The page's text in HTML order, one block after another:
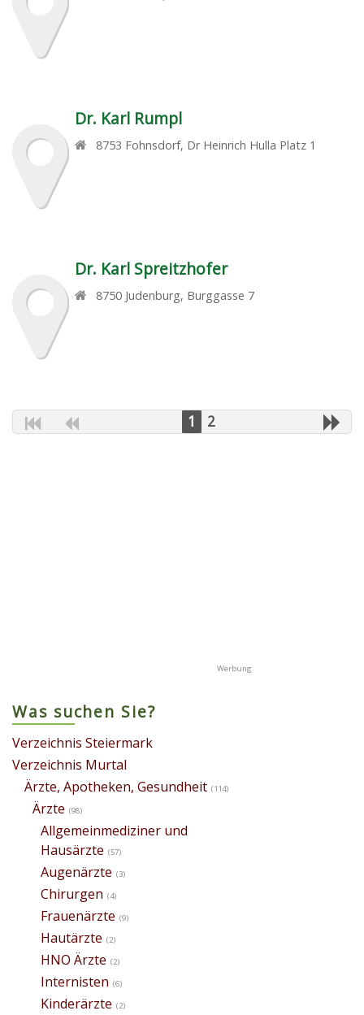
Dr. Karl Rumpl
8753 Fohnsdorf, Dr Heinrich Hulla Platz 1
Dr. Karl Spreitzhofer
8750 Judenburg, Burggasse 7
1 2
Was suchen Sie?
Verzeichnis Steiermark
Verzeichnis Murtal
Ärzte, Apotheken, Gesundheit (114)
Ärzte (98)
Allgemeinmediziner und
Hausärzte (57)
Augenärzte (3)
Chirurgen (4)
Frauenärzte (9)
Hautärzte (2)
HNO Ärzte (2)
Internisten (6)
Kinderärzte (2)